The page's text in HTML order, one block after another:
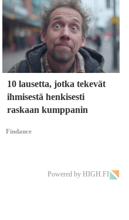
10 lausetta, jotka tekevät
ihmisestä henkisesti
raskaan kumppanin
Findance
Powered by HIGH.FI